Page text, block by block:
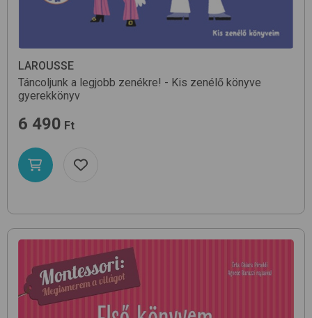
LAROUSSE
Táncoljunk a legjobb zenékre! - Kis zenélő könyve
gyerekkönyv
6 490 Ft